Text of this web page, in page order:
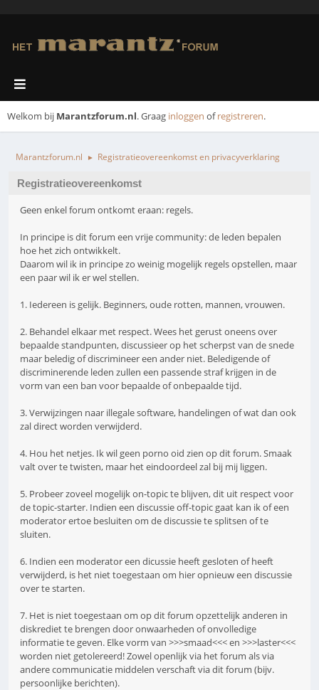
Welkom bij Marantzforum.nl. Graag inloggen ofregistreren.
Marantzforum.nl ► Registratieovereenkomst en privacyverklaring
Registratieovereenkomst
Geen enkel forum ontkomt eraan: regels.
In principe is dit forum een vrije community: de leden bepalen
hoe het zich ontwikkelt.
Daarom wil ik in principe zo weinig mogelijk regels opstellen, maar
een paar wil ik er wel stellen.
1. Iedereen is gelijk. Beginners, oude rotten, mannen, vrouwen.
2. Behandel elkaar met respect. Wees het gerust oneens over
bepaalde standpunten, discussieer op het scherpst van de snede
maar beledig of discrimineer een ander niet. Beledigende of
discriminerende leden zullen een passende straf krijgen in de
vorm van een ban voor bepaalde of onbepaalde tijd.
3. Verwijzingen naar illegale software, handelingen of wat dan ook
zal direct worden verwijderd.
4. Hou het netjes. Ik wil geen porno oid zien op dit forum. Smaak
valt over te twisten, maar het eindoordeel zal bij mij liggen.
5. Probeer zoveel mogelijk on-topic te blijven, dit uit respect voor
de topic-starter. Indien een discussie off-topic gaat kan ik of een
moderator ertoe besluiten om de discussie te splitsen of te
sluiten.
6. Indien een moderator een dicussie heeft gesloten of heeft
verwijderd, is het niet toegestaan om hier opnieuw een discussie
over te starten.
7. Het is niet toegestaan om op dit forum opzettelijk anderen in
diskrediet te brengen door onwaarheden of onvolledige
informatie te geven. Elke vorm van >>>smaad<<< en >>>laster<<<
worden niet getolereerd! Zowel openlijk via het forum als via
andere communicatie middelen verschaft via dit forum (bijv.
persoonlijke berichten).